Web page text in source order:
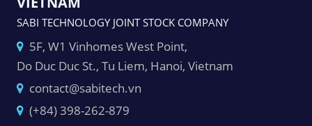
SABI TECHNOLOGY JOINT STOCK COMPANY
5F, W1 Vinhomes West Point,
Do Duc Duc St., Tu Liem, Hanoi, Vietnam
contact@sabitech.vn
(+84) 398-262-879